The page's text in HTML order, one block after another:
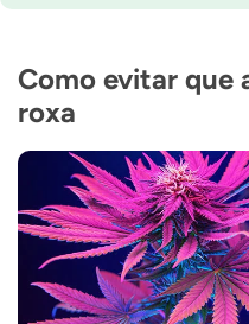
7-8 semanas
CBD
Período de luz
Como evitar que
roxa